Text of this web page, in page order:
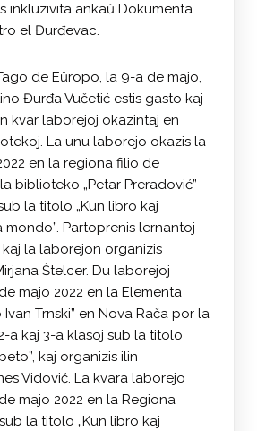
inkluzivita ankaŭ Dokumenta
el Đurđevac.
de Eŭropo, la 9-a de majo,
Đurđa Vučetić estis gasto kaj
kvar laborejoj okazintaj en
La unu laborejo okazis la
en la regiona filio de
biblioteko „Petar Preradović”
la titolo „Kun libro kaj
mondo”. Partoprenis lernantoj
la laborejon organizis
Štelcer. Du laborejoj
majo 2022 en la Elementa
Trnski” en Nova Rača por la
a kaj 3-a klasoj sub la titolo
kaj organizis ilin
Vidović. La kvara laborejo
majo 2022 en la Regiona
la titolo „Kun libro kaj